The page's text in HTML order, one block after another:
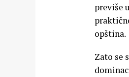
previše
opština.
Zato se